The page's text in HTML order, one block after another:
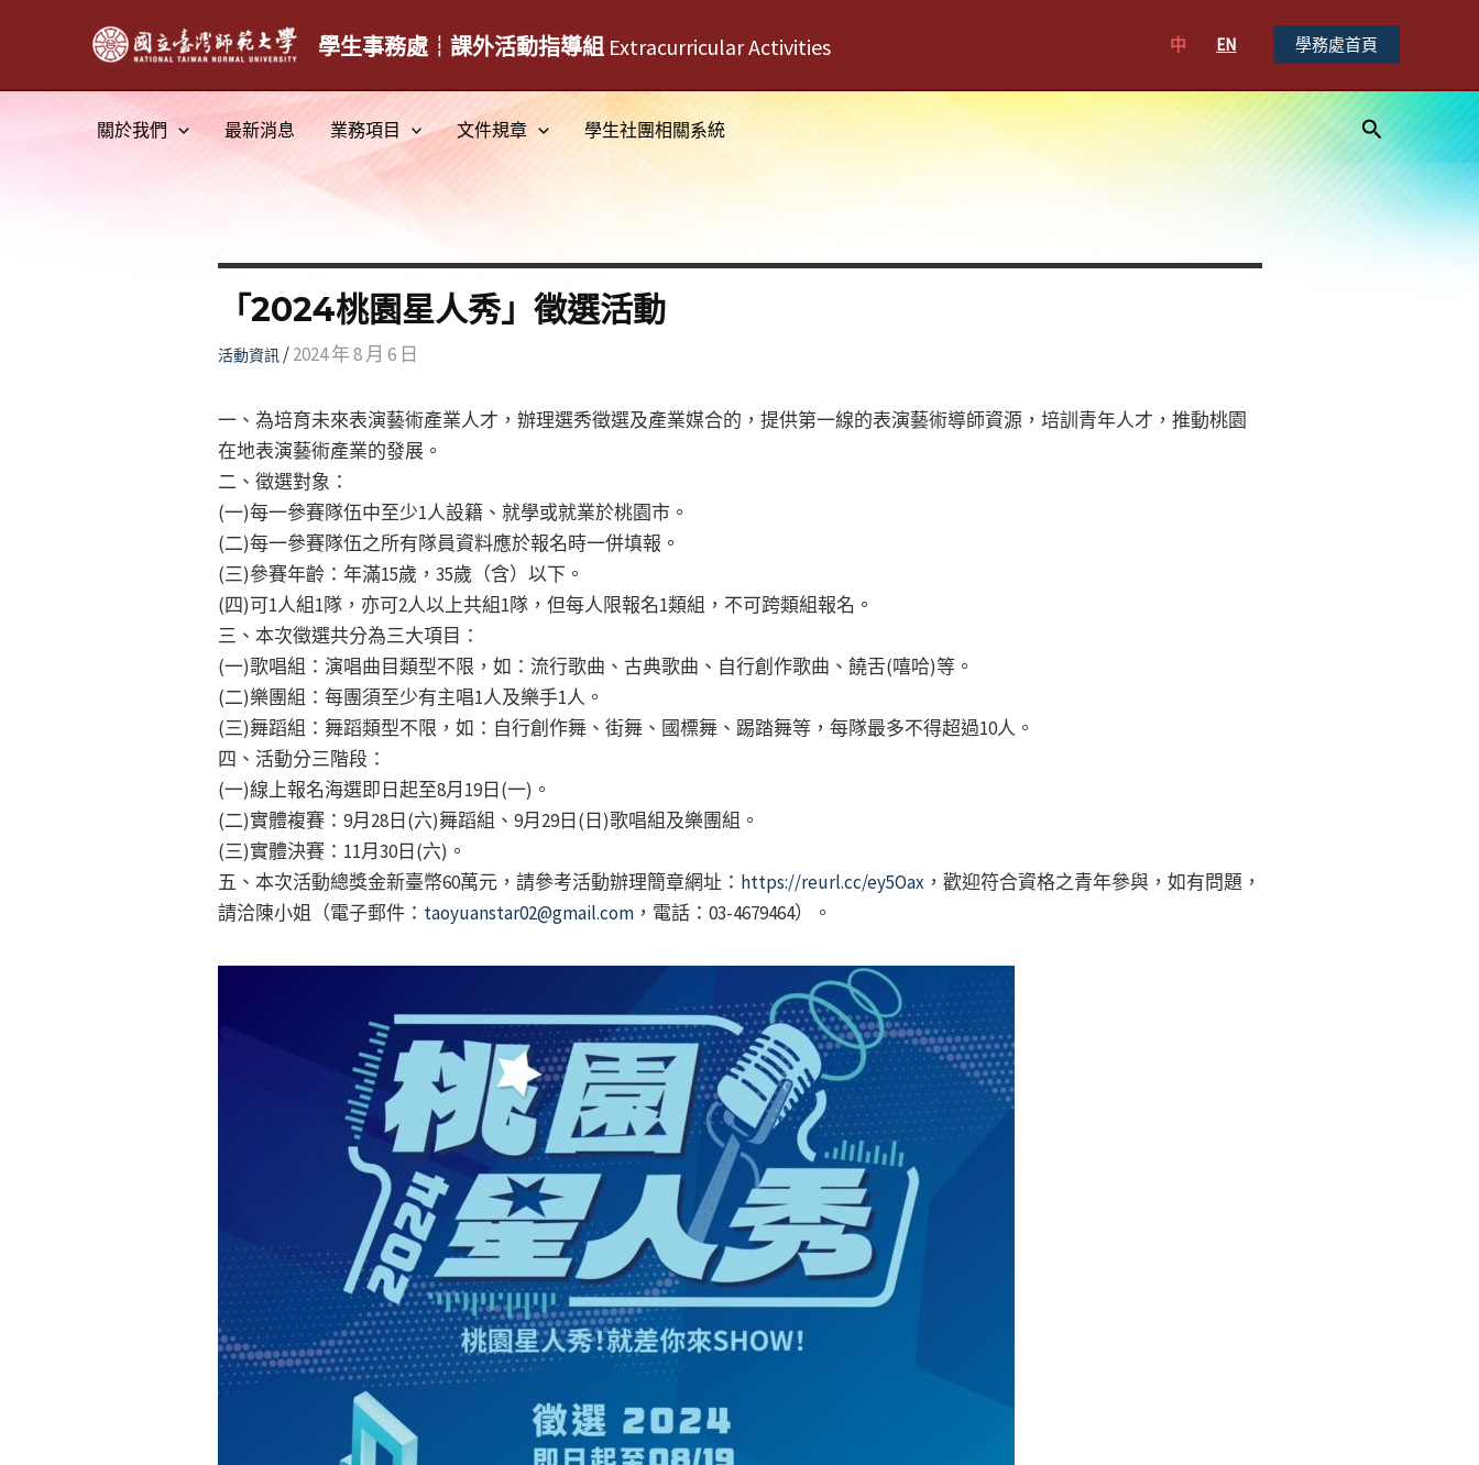
學生事務處┆課外活動指導組 Extracurricular Activities 中 EN 學務處首頁
關於我們 最新消息 業務項目 文件規章 學生社團相關系統
搜
尋
「2024桃園星人秀」徵選活動
活動資訊/2024 年 8 月 6 日
一、為培育未來表演藝術產業人才，辦理選秀徵選及產業媒合的，提供第一線的表演藝術導師資源，培訓青年人才，推動桃園
在地表演藝術產業的發展。
二、徵選對象：
(一)每一參賽隊伍中至少1人設籍、就學或就業於桃園市。
(二)每一參賽隊伍之所有隊員資料應於報名時一併填報。
(三)參賽年齡：年滿15歲，35歲（含）以下。
(四)可1人組1隊，亦可2人以上共組1隊，但每人限報名1類組，不可跨類組報名。
三、本次徵選共分為三大項目：
(一)歌唱組：演唱曲目類型不限，如：流行歌曲、古典歌曲、自行創作歌曲、饒舌(嘻哈)等。
(二)樂團組：每團須至少有主唱1人及樂手1人。
(三)舞蹈組：舞蹈類型不限，如：自行創作舞、街舞、國標舞、踢踏舞等，每隊最多不得超過10人。
四、活動分三階段：
(一)線上報名海選即日起至8月19日(一)。
(二)實體複賽：9月28日(六)舞蹈組、9月29日(日)歌唱組及樂團組。
(三)實體決賽：11月30日(六)。
五、本次活動總獎金新臺幣60萬元，請參考活動辦理簡章網址： https://reurl.cc/ey5Oax ，歡迎符合資格之青年參與，如有問題，
請洽陳小姐（電子郵件： taoyuanstar02@gmail.com，電話：03-4679464）。